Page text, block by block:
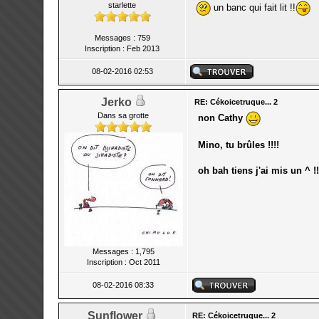
starlette
Messages : 759
Inscription : Feb 2013
un banc qui fait lit !!
08-02-2016 02:53
Jerko
Dans sa grotte
Messages : 1,795
Inscription : Oct 2011
RE: Cékoicetruque... 2
non Cathy
Mino, tu brûles !!!!
oh bah tiens j'ai mis un ^
08-02-2016 08:33
Sunflower RE: Cékoicetruque... 2